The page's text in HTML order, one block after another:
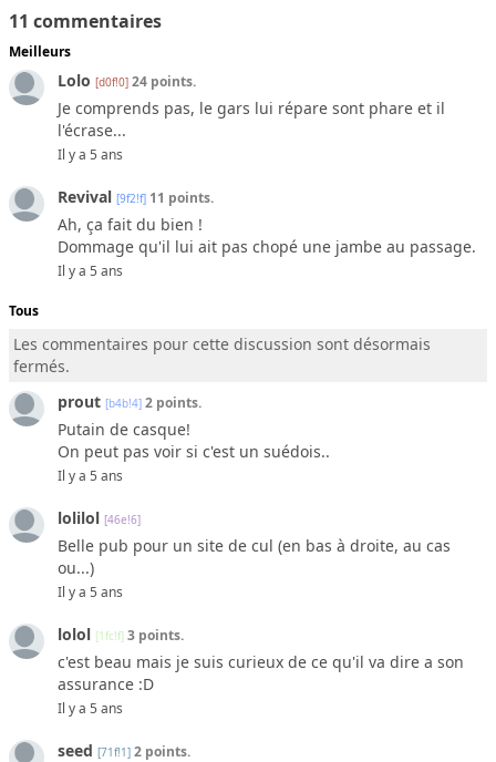
11 commentaires
Meilleurs
Lolo [d0f!0] 24 points.
Je comprends pas, le gars lui répare sont phare et il
l'écrase...
Il y a 5 ans
Revival [9f2!f] 11 points.
Ah, ça fait du bien !
Dommage qu'il lui ait pas chopé une jambe au passage.
Il y a 5 ans
Tous
Les commentaires pour cette discussion sont désormais
fermés.
prout [b4b!4] 2 points.
Putain de casque!
On peut pas voir si c'est un suédois..
Il y a 5 ans
lolilol [46e!6]
Belle pub pour un site de cul (en bas à droite, au cas
ou...)
Il y a 5 ans
lolol [1fc!f] 3 points.
c'est beau mais je suis curieux de ce qu'il va dire a son
assurance :D
Il y a 5 ans
seed [71f!1] 2 points.